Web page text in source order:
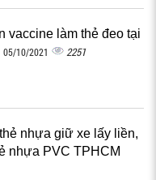
vaccine làm thẻ đeo tại
05/10/2021 2251
nhựa giữ xe lấy liền,
nhựa PVC TPHCM